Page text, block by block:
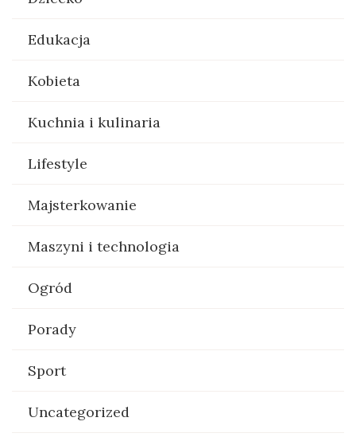
Edukacja
Kobieta
Kuchnia i kulinaria
Lifestyle
Majsterkowanie
Maszyni i technologia
Ogród
Porady
Sport
Uncategorized